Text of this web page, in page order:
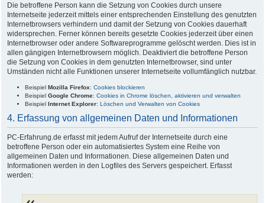
Die betroffene Person kann die Setzung von Cookies durch unsere
Internetseite jederzeit mittels einer entsprechenden Einstellung des genutzten
Internetbrowsers verhindern und damit der Setzung von Cookies dauerhaft
widersprechen. Ferner können bereits gesetzte Cookies jederzeit über einen
Internetbrowser oder andere Softwareprogramme gelöscht werden. Dies ist in
allen gängigen Internetbrowsern möglich. Deaktiviert die betroffene Person
die Setzung von Cookies in dem genutzten Internetbrowser, sind unter
Umständen nicht alle Funktionen unserer Internetseite vollumfänglich nutzbar.
Beispiel Mozilla Firefox: Cookies blockieren
Beispiel Google Chrome: Cookies in Chrome löschen, aktivieren und verwalten
Beispiel Internet Explorer: Löschen und Verwalten von Cookies
4. Erfassung von allgemeinen Daten und Informationen
PC-Erfahrung.de erfasst mit jedem Aufruf der Internetseite durch eine
betroffene Person oder ein automatisiertes System eine Reihe von
allgemeinen Daten und Informationen. Diese allgemeinen Daten und
Informationen werden in den Logfiles des Servers gespeichert. Erfasst
werden: